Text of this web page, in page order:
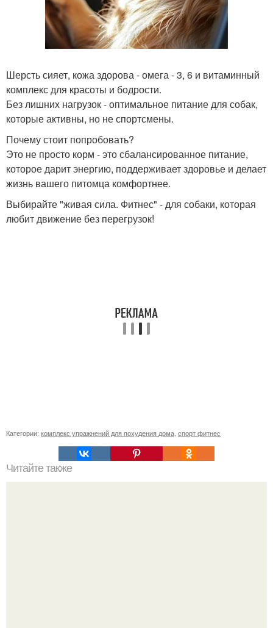
Шерсть сияет, кожа здорова - омега - 3, 6 и витаминный
комплекс для красоты и бодрости.
Без лишних нагрузок - оптимальное питание для собак,
которые активны, но не спортсмены.
Почему стоит попробовать?
Это не просто корм - это сбалансированное питание,
которое дарит энергию, поддерживает здоровье и делает
жизнь вашего питомца комфортнее.
Выбирайте "живая сила. Фитнес" - для собаки, которая
любит движение без перегрузок!
Категории: комплекс упражнений для похудения дома спорт фитнес
Читайте также